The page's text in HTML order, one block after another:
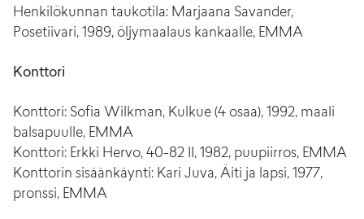
Henkilökunnan taukotila: Marjaana Savander,
Posetiivari, 1989, öljymaalaus kankaalle, EMMA
Konttori
Konttori: Sofia Wilkman, Kulkue (4 osaa), 1992, maali
balsapuulle, EMMA
Konttori: Erkki Hervo, 40-82 II, 1982, puupiirros, EMMA
Konttorin sisäänkäynti: Kari Juva, Äiti ja lapsi, 1977,
pronssi, EMMA